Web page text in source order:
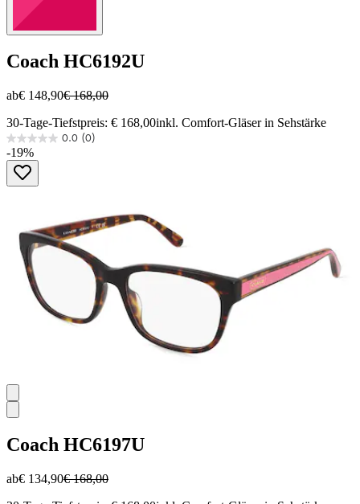
Coach HC6192U
ab€ 148,90€ 168,00
30-Tage-Tiefstpreis: € 168,00inkl. Comfort-Gläser in Sehstärke
0.0 (0)
0.0
von
Sternen.
-19%
Coach HC6197U
ab€ 134,90€ 168,00